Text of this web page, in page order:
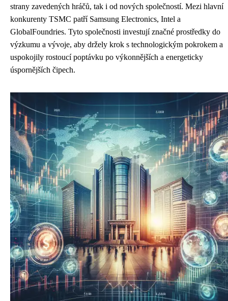
strany zavedených hráčů, tak i od nových společností. Mezi hlavní
konkurenty TSMC patří Samsung Electronics, Intel a
GlobalFoundries. Tyto společnosti investují značné prostředky do
výzkumu a vývoje, aby držely krok s technologickým pokrokem a
uspokojily rostoucí poptávku po výkonnějších a energeticky
úspornějších čipech.